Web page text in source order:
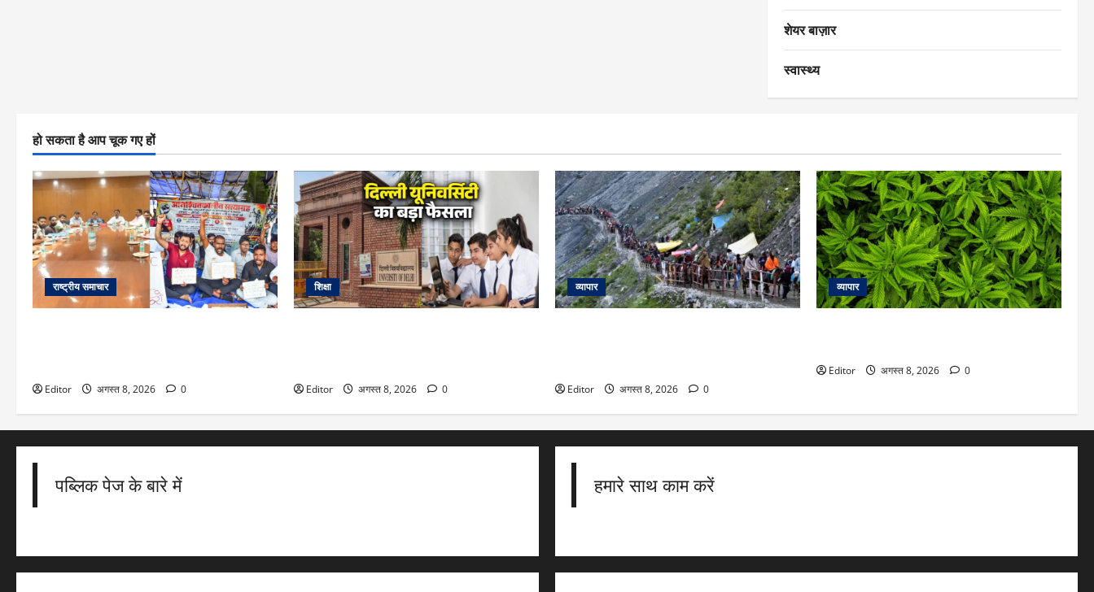
शेयर बाज़ार
स्वास्थ्य
हो सकता है आप चूक गए हों
राष्ट्रीय समाचार
Editor अगस्त 8, 2026 0
शिक्षा
Editor अगस्त 8, 2026 0
व्यापार
Editor अगस्त 8, 2026 0
व्यापार
Editor अगस्त 8, 2026 0
पब्लिक पेज के बारे में हमारे साथ काम करें